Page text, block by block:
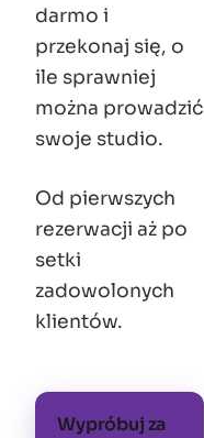
darmo i
przekonaj się, o
ile sprawniej
można prowadzić
swoje studio.
Od pierwszych
rezerwacji aż po
setki
zadowolonych
klientów.
Wypróbuj za